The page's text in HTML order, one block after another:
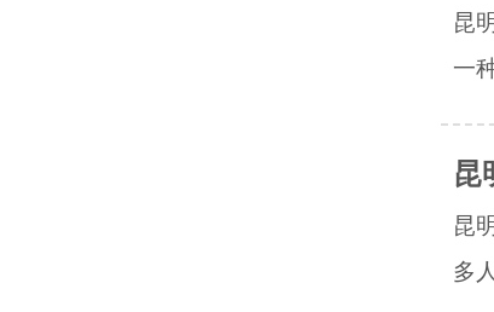
昆
一
昆
昆
多